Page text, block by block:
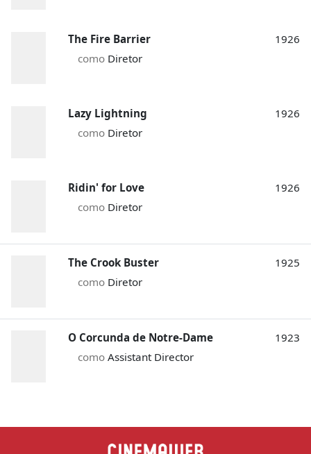
The Fire Barrier
como Diretor
1926
Lazy Lightning
como Diretor
1926
Ridin' for Love
como Diretor
1926
The Crook Buster
como Diretor
1925
O Corcunda de Notre-Dame
como Assistant Director
1923